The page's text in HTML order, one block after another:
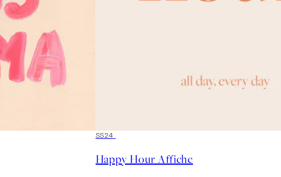
50%*
SS24
Happy Hour Affiche